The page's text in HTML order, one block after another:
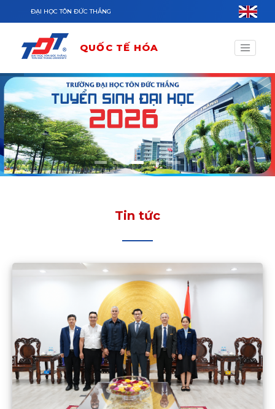
Nhảy đến nội dung
ĐẠI HỌC TÔN ĐỨC THẮNG
QUỐC TẾ HÓA
Tin tức